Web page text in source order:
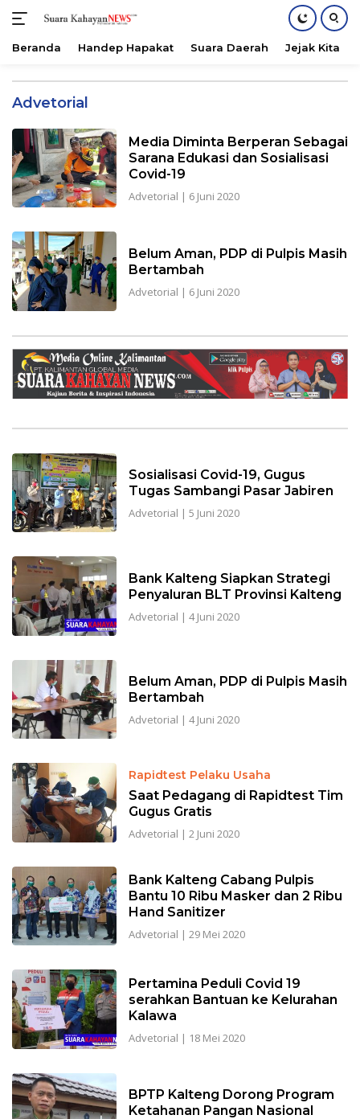
konten
Beranda Handep Hapakat Suara Daerah Jejak Kita
Advetorial
Media Diminta Berperan Sebagai
Sarana Edukasi dan Sosialisasi
Covid-19
Advetorial | 6 Juni 2020
Belum Aman, PDP di Pulpis Masih
Bertambah
Advetorial | 6 Juni 2020
Sosialisasi Covid-19, Gugus
Tugas Sambangi Pasar Jabiren
Advetorial | 5 Juni 2020
Bank Kalteng Siapkan Strategi
Penyaluran BLT Provinsi Kalteng
Advetorial | 4 Juni 2020
Belum Aman, PDP di Pulpis Masih
Bertambah
Advetorial | 4 Juni 2020
Rapidtest Pelaku Usaha
Saat Pedagang di Rapidtest Tim
Gugus Gratis
Advetorial | 2 Juni 2020
Bank Kalteng Cabang Pulpis
Bantu 10 Ribu Masker dan 2 Ribu
Hand Sanitizer
Advetorial | 29 Mei 2020
Pertamina Peduli Covid 19
serahkan Bantuan ke Kelurahan
Kalawa
Advetorial | 18 Mei 2020
BPTP Kalteng Dorong Program
Ketahanan Pangan Nasional